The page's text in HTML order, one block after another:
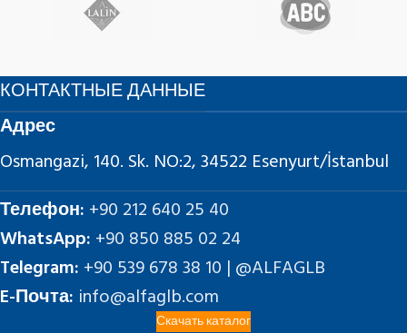
КОНТАКТНЫЕ ДАННЫЕ
Адрес
Osmangazi, 140. Sk. NO:2, 34522 Esenyurt/İstanbul
Телефон: +90 212 640 25 40
WhatsApp: +90 850 885 02 24
Telegram: +90 539 678 38 10 | @ALFAGLB
E-Почта: info@alfaglb.com
Скачать каталог